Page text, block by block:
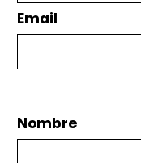
Email
Nombre